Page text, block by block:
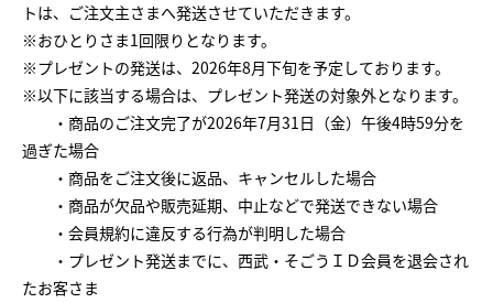
トは、ご注文主さまへ発送させていただきます。
※おひとりさま1回限りとなります。
※プレゼントの発送は、2026年8月下旬を予定しております。
※以下に該当する場合は、プレゼント発送の対象外となります。
・商品のご注文完了が2026年7月31日（金）午後4時59分を
過ぎた場合
・商品をご注文後に返品、キャンセルした場合
・商品が欠品や販売延期、中止などで発送できない場合
・会員規約に違反する行為が判明した場合
・プレゼント発送までに、西武・そごうＩＤ会員を退会され
たお客さま